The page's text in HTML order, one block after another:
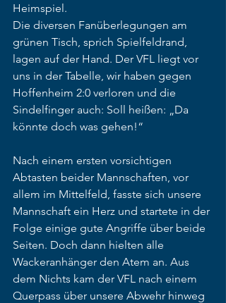
Heimspiel.
Die diversen Fanüberlegungen am
grünen Tisch, sprich Spielfeldrand,
lagen auf der Hand. Der VFL liegt vor
uns in der Tabelle, wir haben gegen
Hoffenheim 2:0 verloren und die
Sindelfinger auch: Soll heißen: „Da
könnte doch was gehen!“
Nach einem ersten vorsichtigen
Abtasten beider Mannschaften, vor
allem im Mittelfeld, fasste sich unsere
Mannschaft ein Herz und startete in der
Folge einige gute Angriffe über beide
Seiten. Doch dann hielten alle
Wackeranhänger den Atem an. Aus
dem Nichts kam der VFL nach einem
Querpass über unsere Abwehr hinweg